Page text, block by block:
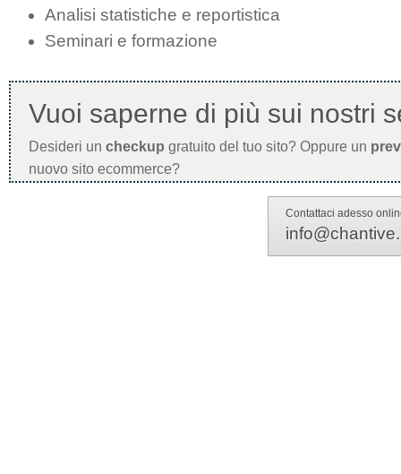
Analisi statistiche e reportistica
Seminari e formazione
Vuoi saperne di più sui nostri
Desideri un checkup gratuito del tuo sito? Oppure un
nuovo sito ecommerce?
Contattaci adesso